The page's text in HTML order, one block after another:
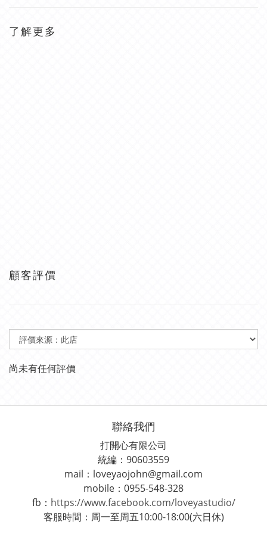
了解更多
顧客評價
尚未有任何評價
聯絡我們
打開心有限公司
統編：90603559
mail：loveyaojohn@gmail.com
mobile：0955-548-328
fb： https://www.facebook.com/loveyastudio/
客服時間：周一至周五10:00-18:00(六日休)